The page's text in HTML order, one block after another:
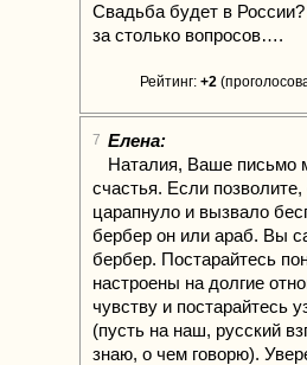
Свадьба будет в
за столько вопросов….
Рейтинг: +2
7 Елена:
Наталия, Ваше письмо
счастья. Если
царапнуло и вызвало
бербер он или араб. Вы
бербер. Постарайтесь
настроены на долгие
чувству и постарайтесь
(пусть на наш, русский
знаю, о чем говорю).